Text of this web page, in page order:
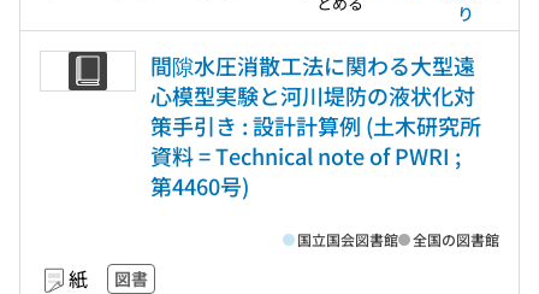
り
間隙水圧消散工法に関わる大型遠
心模型実験と河川堤防の液状化対
策手引き : 設計計算例 (土木研究所
資料 = Technical note of PWRI ;
第4460号)
紙 図書
国立国会図書館 全国の図書館